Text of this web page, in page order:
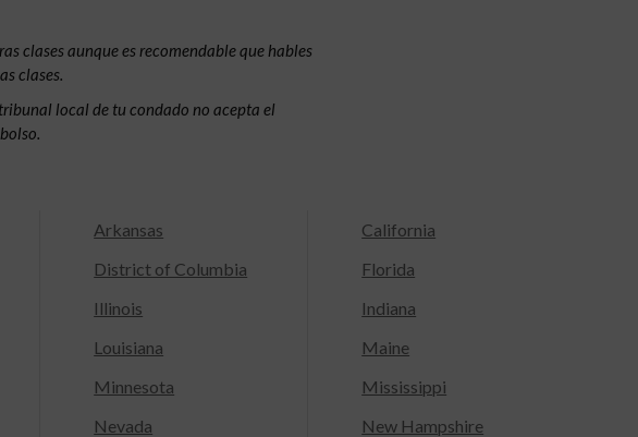
clases aunque es recomendable que hables
clases.
local de tu condado no acepta el
Arkansas
California
District of Columbia
Florida
Illinois
Indiana
Louisiana
Maine
Minnesota
Mississippi
Nevada
New Hampshire